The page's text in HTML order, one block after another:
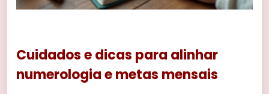
Cuidados e dicas para alinhar
numerologia e metas mensais